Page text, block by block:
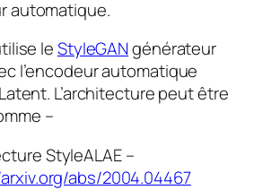
automatique.
leStyleGANgénérateur
l’encodeur automatique
L’architecture peut être
–
StyleALAE –
abs/2004.04467